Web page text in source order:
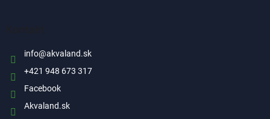
info@akvaland.sk
+421 948 673 317
Facebook
Akvaland.sk